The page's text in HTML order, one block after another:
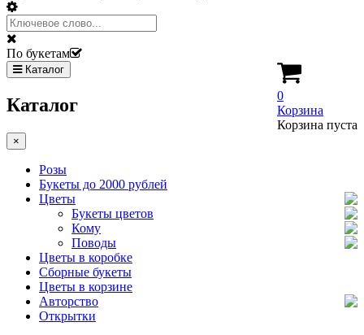
По букетам
0
Корзина
Корзина пуста
Каталог
Каталог
×
Розы
Букеты до 2000 рублей
Цветы
Букеты цветов
Кому
Поводы
Цветы в коробке
Сборные букеты
Цветы в корзине
Авторство
Открытки